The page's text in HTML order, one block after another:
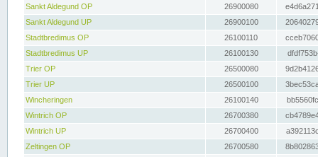
Sankt Aldegund OP
26900080
Sankt Aldegund UP
26900100
Stadtbredimus OP
26100110
Stadtbredimus UP
26100130
Trier OP
26500080
Trier UP
26500100
Wincheringen
26100140
Wintrich OP
26700380
Wintrich UP
26700400
Zeltingen OP
26700580